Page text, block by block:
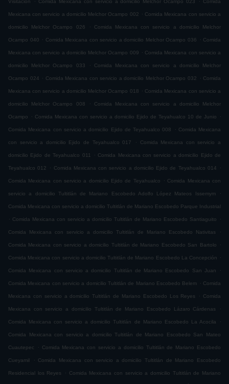
Visitacion Comida Mexicana con servicio a domicilio Melchor Ocampo 023 Comida
Mexicana con servicio a domicilio Melchor Ocampo 002 . Comida Mexicana con servicio a
domicilio Melchor Ocampo 026 . Comida Mexicana con servicio a domicilio Melchor
Ocampo 040 . Comida Mexicana con servicio a domicilio Melchor Ocampo 036 . Comida
Mexicana con servicio a domicilio Melchor Ocampo 009 . Comida Mexicana con servicio a
domicilio Melchor Ocampo 033 . Comida Mexicana con servicio a domicilio Melchor
Ocampo 024 . Comida Mexicana con servicio a domicilio Melchor Ocampo 032 . Comida
Mexicana con servicio a domicilio Melchor Ocampo 018 . Comida Mexicana con servicio a
domicilio Melchor Ocampo 008 . Comida Mexicana con servicio a domicilio Melchor
Ocampo . Comida Mexicana con servicio a domicilio Ejido de Teyahualco 10 de Junio .
Comida Mexicana con servicio a domicilio Ejido de Teyahualco 008 . Comida Mexicana
con servicio a domicilio Ejido de Teyahualco 017 . Comida Mexicana con servicio a
domicilio Ejido de Teyahualco 011 . Comida Mexicana con servicio a domicilio Ejido de
Teyahualco 012 . Comida Mexicana con servicio a domicilio Ejido de Teyahualco 014 .
Comida Mexicana con servicio a domicilio Ejido de Teyahualco . Comida Mexicana con
servicio a domicilio Tultitlán de Mariano Escobedo Adolfo López Mateos Issemym .
Comida Mexicana con servicio a domicilio Tultitlán de Mariano Escobedo Parque Industrial
. Comida Mexicana con servicio a domicilio Tultitlán de Mariano Escobedo Santiaguito .
Comida Mexicana con servicio a domicilio Tultitlán de Mariano Escobedo Nativitas .
Comida Mexicana con servicio a domicilio Tultitlán de Mariano Escobedo San Bartolo .
Comida Mexicana con servicio a domicilio Tultitlán de Mariano Escobedo La Concepción .
Comida Mexicana con servicio a domicilio Tultitlán de Mariano Escobedo San Juan .
Comida Mexicana con servicio a domicilio Tultitlán de Mariano Escobedo Belem . Comida
Mexicana con servicio a domicilio Tultitlán de Mariano Escobedo Los Reyes . Comida
Mexicana con servicio a domicilio Tultitlán de Mariano Escobedo Lázaro Cárdenas .
Comida Mexicana con servicio a domicilio Tultitlán de Mariano Escobedo La Acocila .
Comida Mexicana con servicio a domicilio Tultitlán de Mariano Escobedo San Mateo
Cuautepec . Comida Mexicana con servicio a domicilio Tultitlán de Mariano Escobedo
Cueyamil . Comida Mexicana con servicio a domicilio Tultitlán de Mariano Escobedo
Residencial los Reyes . Comida Mexicana con servicio a domicilio Tultitlán de Mariano